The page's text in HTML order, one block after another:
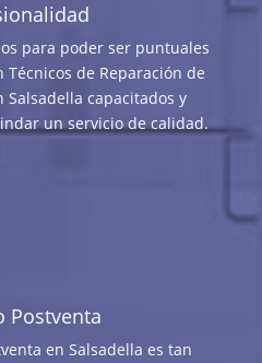
para poder ser puntuales
de Reparación de
Salsadella capacitados y
un servicio de calidad.
Postventa
en Salsadella es tan